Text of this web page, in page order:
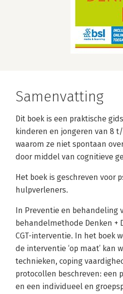
Samenvatting
Dit boek is een praktische
kinderen en jongeren van 8
waarom ze niet spontaan
door middel van cognitieve
Het boek is geschreven voor
hulpverleners.
In Preventie en behandeling
behandelmethode Denken +
CGT-interventie. In het boek
de interventie ‘op maat’ kan
technieken, coping
protocollen beschreven: een
en een individueel en